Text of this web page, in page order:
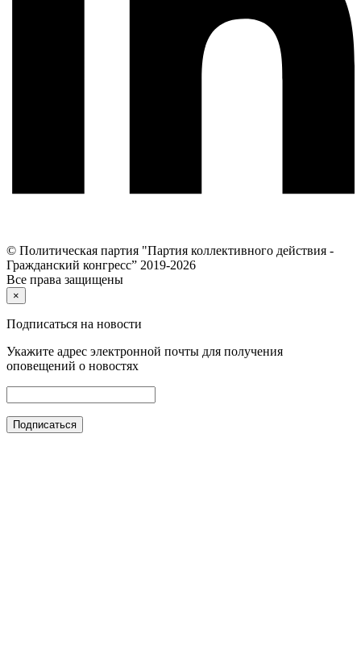
© Политическая партия "Партия коллективного действия -
Гражданский конгресс” 2019-2026
Все права защищены
×
Подписаться на новости
Укажите адрес электронной почты для получения
оповещений о новостях